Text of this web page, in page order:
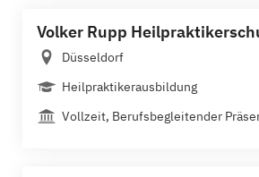
Volker Rupp
Düsseldorf
Heilpraktikerausbildung
Vollzeit, Berufsbegleitender